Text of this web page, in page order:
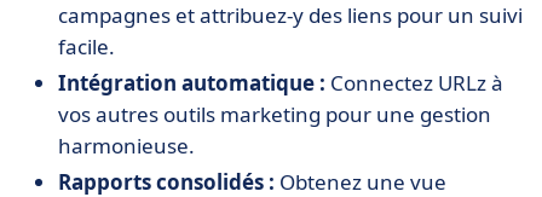
campagnes et attribuez-y des liens pour un suivi
facile.
Intégration automatique : Connectez URLz à
vos autres outils marketing pour une gestion
harmonieuse.
Rapports consolidés : Obtenez une vue